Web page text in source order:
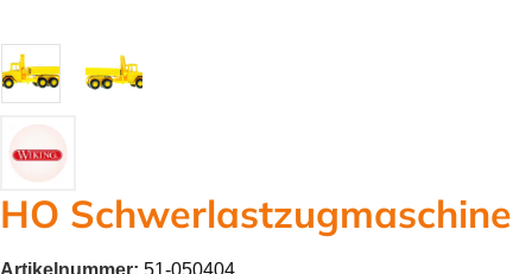
HO Schwerlastzugmaschine
Artikelnummer: 51-050404